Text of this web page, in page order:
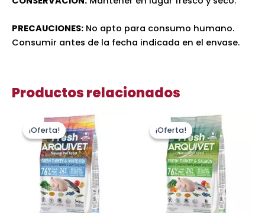
PRECAUCIONES: No apto para consumo humano.
Consumir antes de la fecha indicada en el envase.
Productos relacionados
¡Oferta!
¡Oferta!
El
precio
original
era:
18,77 €.
El
precio
actual
es:
15,95 €.
¡Oferta!
¡Oferta!
El
precio
original
era:
18,77 €.
El
precio
actual
es:
15,95 €.